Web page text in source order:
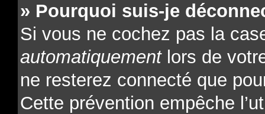
» Pourquoi suis-je
Si vous ne cochez pas la
automatiquementlors de
ne resterez connecté que
Cette prévention empêche